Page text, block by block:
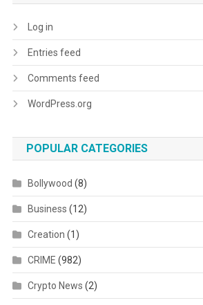
Log in
Entries feed
Comments feed
WordPress.org
POPULAR CATEGORIES
Bollywood (8)
Business (12)
Creation (1)
CRIME (982)
Crypto News (2)